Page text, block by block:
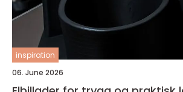
inspiration
06. June 2026